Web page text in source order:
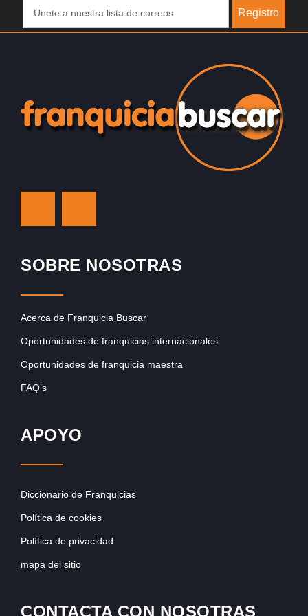
Registro
SOBRE NOSOTRAS
Acerca de Franquicia Buscar
Oportunidades de franquicias internacionales
Oportunidades de franquicia maestra
FAQ’s
APOYO
Diccionario de Franquicias
Política de cookies
Política de privacidad
mapa del sitio
CONTACTA CON NOSOTRAS